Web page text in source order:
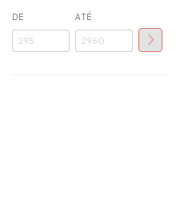
DE ATÉ